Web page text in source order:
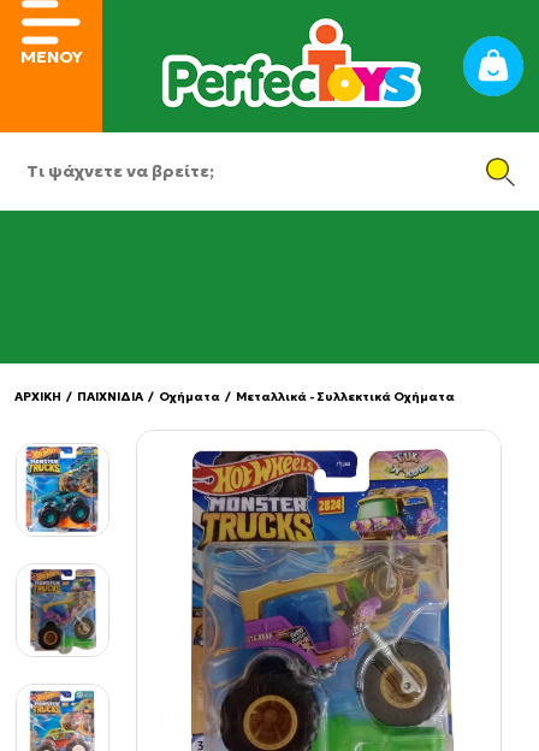
ΜΕΝΟΥ
ΑΡΧΙΚΗ / ΠΑΙΧΝΙΔΙΑ / Οχήματα / Μεταλλικά - Συλλεκτικά Οχήματα